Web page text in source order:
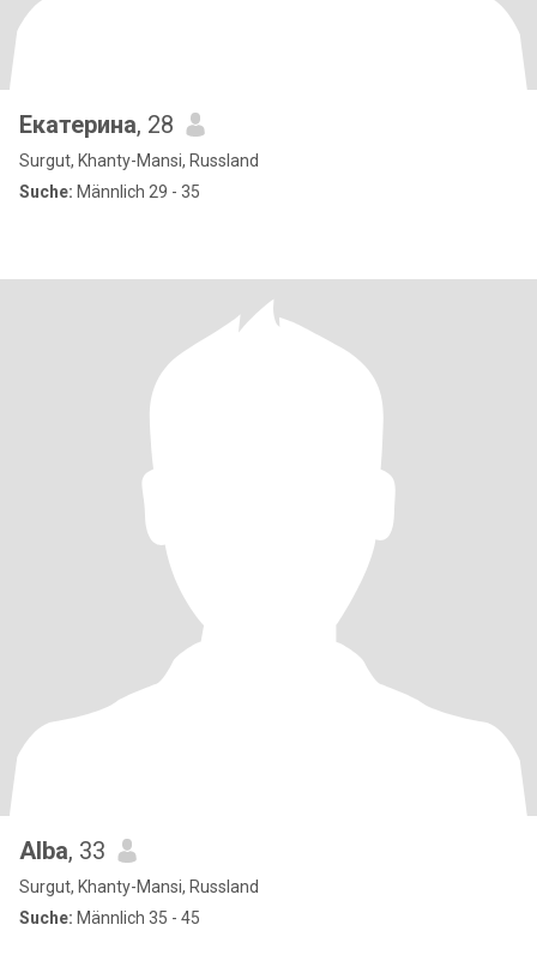
Екатерина, 28
Surgut, Khanty-Mansi, Russland
Suche: Männlich 29 - 35
Alba, 33
Surgut, Khanty-Mansi, Russland
Suche: Männlich 35 - 45